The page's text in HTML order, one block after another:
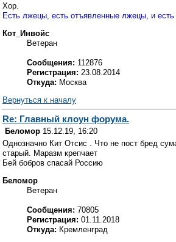
Хор.
Есть лжецы, есть отъявленные лжецы, и
Кот_Инвойс
Ветеран
Сообщения: 112876
Регистрация: 23.08.2014
Откуда: Москва
Вернуться к началу
Re: Главный клоун форума.
Беломор 15.12.19, 16:20
Однозначно Кит Отсис . Что не пост бред
старый. Маразм крепчает
Бей бобров спасай Россию
Беломор
Ветеран
Сообщения: 70805
Регистрация: 01.11.2018
Откуда: Кремленград